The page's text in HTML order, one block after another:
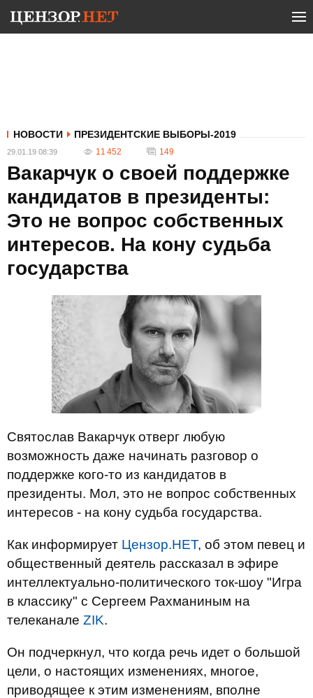
НОВОСТИ ПРЕЗИДЕНТСКИЕ ВЫБОРЫ-2019
29.01.19 08:39 11 452 149
Вакарчук о своей поддержке
кандидатов в президенты:
Это не вопрос собственных
интересов. На кону судьба
государства
Святослав Вакарчук отверг любую
возможность даже начинать разговор о
поддержке кого-то из кандидатов в
президенты. Мол, это не вопрос собственных
интересов - на кону судьба государства.
Как информирует Цензор.НЕТ, об этом певец и
общественный деятель рассказал в эфире
интеллектуально-политического ток-шоу "Игра
в классику" с Сергеем Рахманиным на
телеканале ZIK.
Он подчеркнул, что когда речь идет о большой
цели, о настоящих изменениях, многое,
приводящее к этим изменениям, вполне